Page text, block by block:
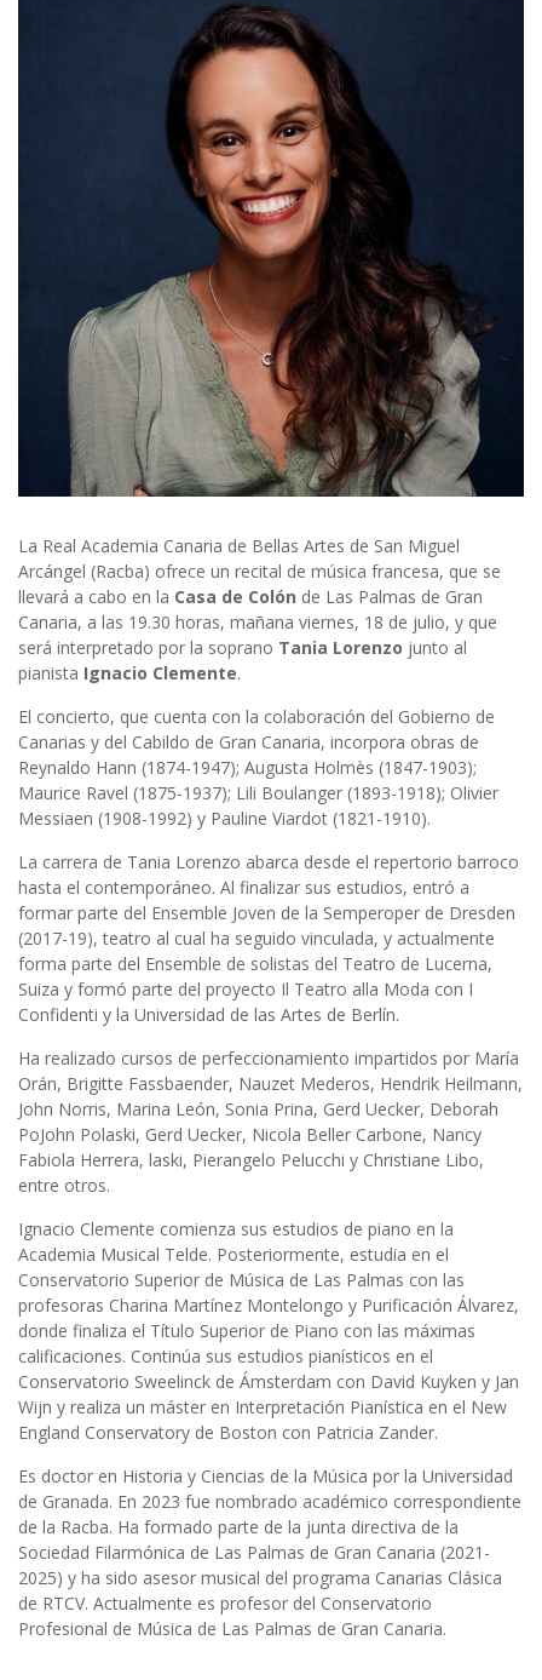
La Real Academia Canaria de Bellas Artes de San Miguel
Arcángel (Racba) ofrece un recital de música francesa, que se
llevará a cabo en la Casa de Colón de Las Palmas de Gran
Canaria, a las 19.30 horas, mañana viernes, 18 de julio, y que
será interpretado por la soprano Tania Lorenzo junto al
pianista Ignacio Clemente.
El concierto, que cuenta con la colaboración del Gobierno de
Canarias y del Cabildo de Gran Canaria, incorpora obras de
Reynaldo Hann (1874-1947); Augusta Holmès (1847-1903);
Maurice Ravel (1875-1937); Lili Boulanger (1893-1918); Olivier
Messiaen (1908-1992) y Pauline Viardot (1821-1910).
La carrera de Tania Lorenzo abarca desde el repertorio barroco
hasta el contemporáneo. Al finalizar sus estudios, entró a
formar parte del Ensemble Joven de la Semperoper de Dresden
(2017-19), teatro al cual ha seguido vinculada, y actualmente
forma parte del Ensemble de solistas del Teatro de Lucerna,
Suiza y formó parte del proyecto Il Teatro alla Moda con I
Confidenti y la Universidad de las Artes de Berlín.
Ha realizado cursos de perfeccionamiento impartidos por María
Orán, Brigitte Fassbaender, Nauzet Mederos, Hendrik Heilmann,
John Norris, Marina León, Sonia Prina, Gerd Uecker, Deborah
PoJohn Polaski, Gerd Uecker, Nicola Beller Carbone, Nancy
Fabiola Herrera, laski, Pierangelo Pelucchi y Christiane Libo,
entre otros.
Ignacio Clemente comienza sus estudios de piano en la
Academia Musical Telde. Posteriormente, estudia en el
Conservatorio Superior de Música de Las Palmas con las
profesoras Charina Martínez Montelongo y Purificación Álvarez,
donde finaliza el Título Superior de Piano con las máximas
calificaciones. Continúa sus estudios pianísticos en el
Conservatorio Sweelinck de Ámsterdam con David Kuyken y Jan
Wijn y realiza un máster en Interpretación Pianística en el New
England Conservatory de Boston con Patricia Zander.
Es doctor en Historia y Ciencias de la Música por la Universidad
de Granada. En 2023 fue nombrado académico correspondiente
de la Racba. Ha formado parte de la junta directiva de la
Sociedad Filarmónica de Las Palmas de Gran Canaria (2021-
2025) y ha sido asesor musical del programa Canarias Clásica
de RTCV. Actualmente es profesor del Conservatorio
Profesional de Música de Las Palmas de Gran Canaria.